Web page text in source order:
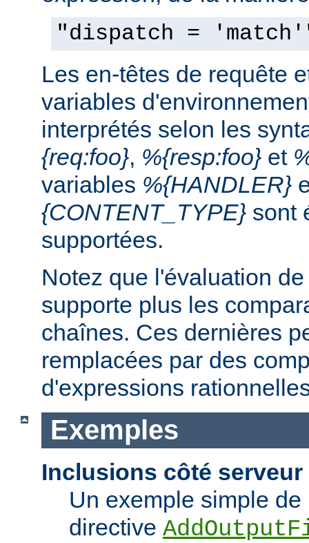
"dispatch =
Les en-têtes de requête
variables
interprétés selon les
{req:foo}, %{resp:foo} et
variables %{HANDLER}
{CONTENT_TYPE} sont
supportées.
Notez que l'évaluation
supporte plus les
chaînes. Ces dernières
remplacées par des
d'expressions
Exemples
Inclusions côté serveur
Un exemple simple
directive